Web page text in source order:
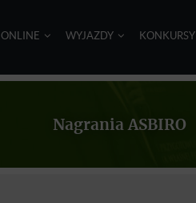
ONLINE WYJAZDY KONKURSY
Nagrania ASBIRO